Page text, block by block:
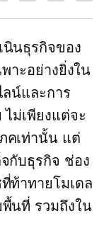
นินธุรกิจของ
าะอย่างยิ่งใน
น์และการ
ม่เพียงแต่จะ
คเท่านั้น แต่
กับธุรกิจ ช่อง
ท้าทายโมเดล
นที่ รวมถึงใน